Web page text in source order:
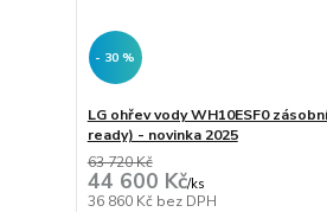
- 30 %
LG ohřev vody WH10ESF0
ready) - novinka 2025
63 720 Kč
44 600 Kč/ks
36 860 Kč bez DPH